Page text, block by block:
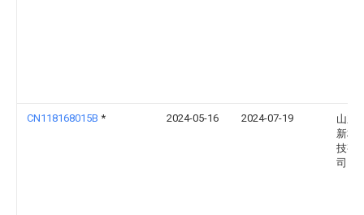
CN118168015B * 2024-05-16 2024-07-19
山东
新材
技有
司